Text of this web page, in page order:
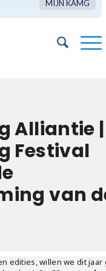
MIJN KAMG
Alliantie |
Festival
van
edities, willen we dit jaar